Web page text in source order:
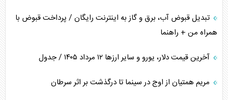
تبدیل قبوض آب، برق و گاز به اینترنت رایگان / پرداخت قبوض با
همراه من + راهنما
آخرین قیمت دلار، یورو و سایر ارز‌ها ۱۲ مرداد ۱۴۰۵ / جدول
مریم همتیان از اوج در سینما تا درگذشت بر اثر سرطان